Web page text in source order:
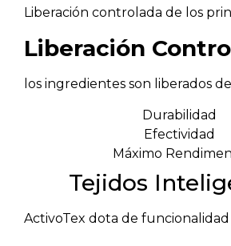
Liberación controlada de los
Liberación
los ingredientes son liberados
Durabilidad
Efectividad
Máximo
Tejidos
ActivoTex dota de